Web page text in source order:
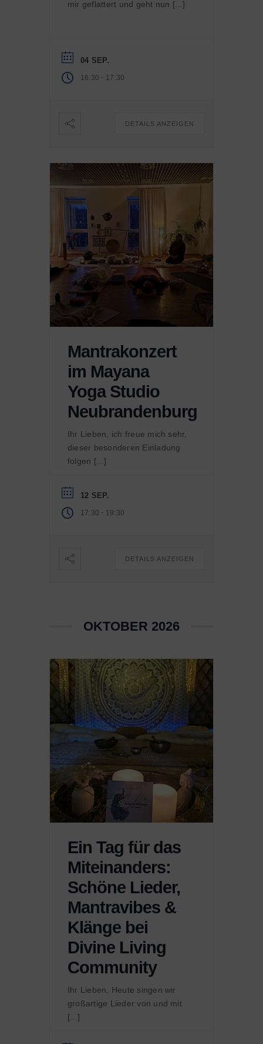
mir geflattert und geht nun [...]
04 SEP.
16:30 - 17:30
DETAILS ANZEIGEN
Mantrakonzert
im Mayana
Yoga Studio
Neubrandenburg
Ihr Lieben, ich freue mich sehr,
dieser besonderen Einladung
folgen [...]
12 SEP.
17:30 - 19:30
DETAILS ANZEIGEN
OKTOBER 2026
Ein Tag für das
Miteinanders:
Schöne Lieder,
Mantravibes &
Klänge bei
Divine Living
Community
Ihr Lieben, Heute singen wir
großartige Lieder von und mit
[...]